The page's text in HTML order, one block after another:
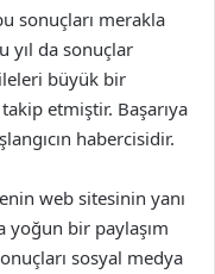
sonuçları merakla
yıl da sonuçlar
büyük bir
etmiştir. Başarıya
habercisidir.
web sitesinin yanı
yoğun bir paylaşım
sosyal medya